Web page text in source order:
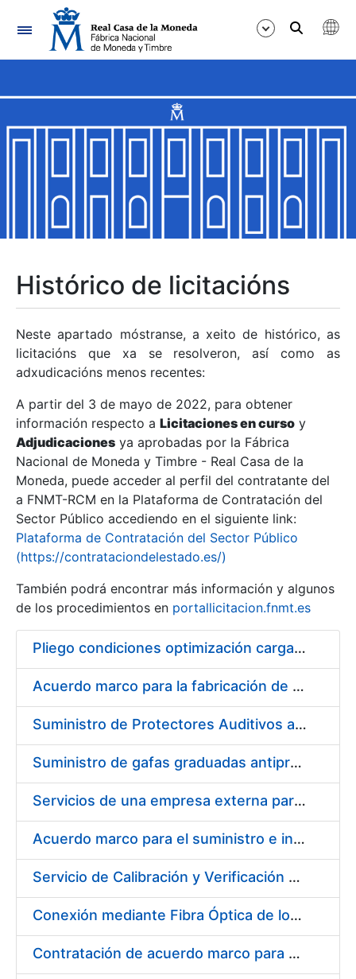
Navegación
Mostrar/Ocultar
Mostrar/Ocultar
Mostrar/Ocultar
Mostrar/Ocultar
Mostrar/Ocultar
Mostrar/Ocultar
Mostrar/Ocultar
Histórico de licitacións
Neste apartado móstranse, a xeito de histórico, as
licitacións que xa se resolveron, así como as
adxudicacións menos recentes:
A partir del 3 de mayo de 2022, para obtener
información respecto a Licitaciones en curso y
Adjudicaciones ya aprobadas por la Fábrica
Nacional de Moneda y Timbre - Real Casa de la
Moneda, puede acceder al perfil del contratante del
a FNMT-RCM en la Plataforma de Contratación del
Sector Público accediendo en el siguiente link:
Plataforma de Contratación del Sector Público
(https://contrataciondelestado.es/)
También podrá encontrar más información y algunos
de los procedimientos en portallicitacion.fnmt.es
Pliego condiciones optimización cargas compras firmado
Acuerdo marco para la fabricación de piezas
Suministro de Protectores Auditivos a medida para las personas trabajadoras de los Centros de Trabajo de Madrid y Burgos
Suministro de gafas graduadas antiproyecciones para los trabajadores de la FNMT-RCM en los centros de trabajo de Madrid y Burgos
Servicios de una empresa externa para el asesoramiento y resolución de los recursos de alzada que se presentan relacionados con procesos de selección para la FNMT-RCM
Acuerdo marco para el suministro e instalación de persianas, estores y otros complementos
Servicio de Calibración y Verificación Externa de los Equipos de Medición del Servicio de Prevención de la FNMT-RCM
Conexión mediante Fibra Óptica de los Centros de Proceso de Datos (CPDs) de las sedes de la FNMT-RCM de Burgos y Madrid
Contratación de acuerdo marco para el Suministro de Material de Electricidad para la Fábrica Nacional de Moneda y Timbre-Real Casa de la Moneda en su centro de trabajo de Burgos